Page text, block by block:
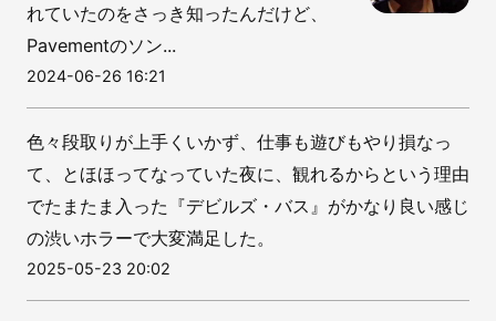
れていたのをさっき知ったんだけど、
Pavementのソン...
2024-06-26 16:21
色々段取りが上手くいかず、仕事も遊びもやり損なっ
て、とほほってなっていた夜に、観れるからという理由
でたまたま入った『デビルズ・バス』がかなり良い感じ
の渋いホラーで大変満足した。
2025-05-23 20:02